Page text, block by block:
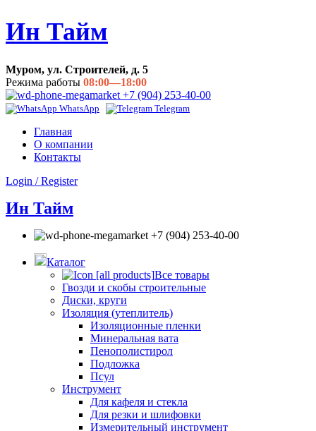
Ин Тайм
Муром, ул. Строителей, д. 5
Режима работы 08:00—18:00
+7 (904) 253-40-00
WhatsApp Telegram
Главная
О компании
Контакты
Login / Register
Ин Тайм
+7 (904) 253-40-00
Каталог
Все товары
Гвозди и скобы строительные
Диски, круги
Изоляция (утеплитель)
Изоляционные пленки
Минеральная вата
Пенополистирол
Подложка
Псул
Инструмент
Для кафеля и стекла
Для резки и шлифовки
Измерительный инструмент